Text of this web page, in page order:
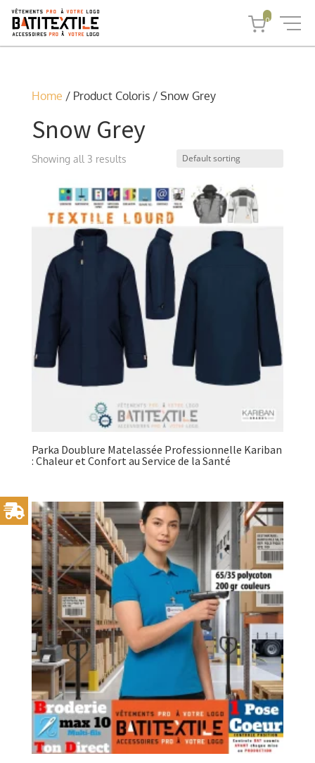
Home / Product Coloris / Snow Grey
Snow Grey
Showing all 3 results
Parka Doublure Matelassée Professionnelle Kariban
: Chaleur et Confort au Service de la Santé
0